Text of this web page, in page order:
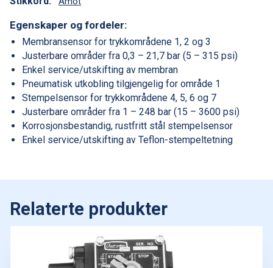
Egenskaper og fordeler:
Membransensor for trykkområdene 1, 2 og 3
Justerbare områder fra 0,3 – 21,7 bar (5 – 315 psi)
Enkel service/utskifting av membran
Pneumatisk utkobling tilgjengelig for område 1
Stempelsensor for trykkområdene 4, 5, 6 og 7
Justerbare områder fra 1 – 248 bar (15 – 3600 psi)
Korrosjonsbestandig, rustfritt stål stempelsensor
Enkel service/utskifting av Teflon-stempeltetning
Relaterte produkter